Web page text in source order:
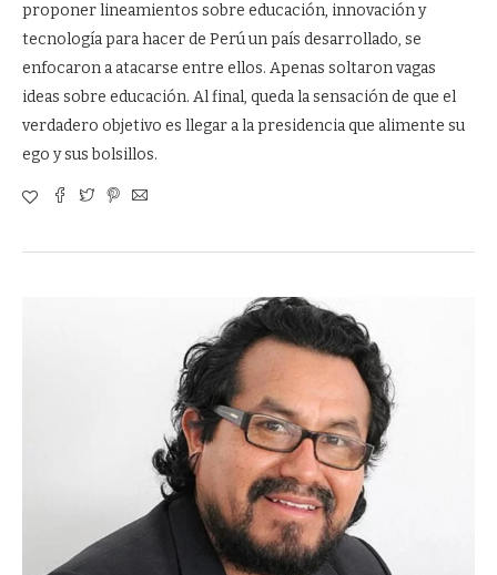
proponer lineamientos sobre educación, innovación y
tecnología para hacer de Perú un país desarrollado, se
enfocaron a atacarse entre ellos. Apenas soltaron vagas
ideas sobre educación. Al final, queda la sensación de que el
verdadero objetivo es llegar a la presidencia que alimente su
ego y sus bolsillos.